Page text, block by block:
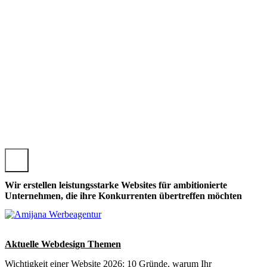
Wir erstellen leistungsstarke Websites für ambitionierte
Unternehmen, die ihre Konkurrenten übertreffen möchten
Aktuelle Webdesign Themen
Wichtigkeit einer Website 2026: 10 Gründe, warum Ihr